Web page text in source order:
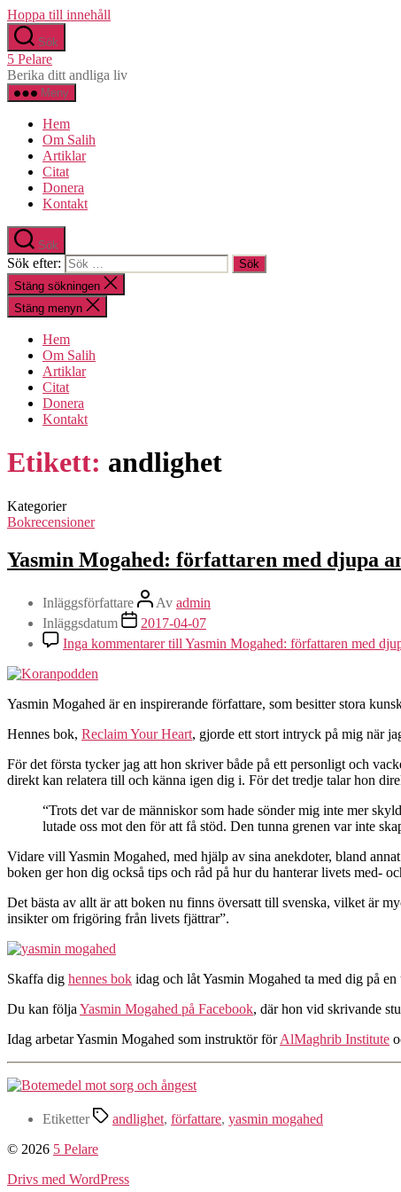
Hoppa till innehåll
Sök
5 Pelare
Berika ditt andliga liv
Meny
Hem
Om Salih
Artiklar
Citat
Donera
Kontakt
Sök
Sök efter:
Stäng sökningen
Stäng menyn
Hem
Om Salih
Artiklar
Citat
Donera
Kontakt
Etikett: andlighet
Kategorier
Bokrecensioner
Yasmin Mogahed: författaren med djupa
Inläggsförfattare Av admin
Inläggsdatum
2017-04-07
Inga kommentarertill Yasmin Mogahed: författaren med
Yasmin Mogahed är en inspirerande författare, som besitter stora
Hennes bok, Reclaim Your Heart, gjorde ett stort intryck på mig när
För det första tycker jag att hon skriver både på ett personligt och
direkt kan relatera till och känna igen dig i. För det tredje talar hon
“Trots det var de människor som hade sönder mig inte mer
lutade oss mot den för att få stöd. Den tunna grenen var inte
Vidare vill Yasmin Mogahed, med hjälp av sina anekdoter, bland
boken ger hon dig också tips och råd på hur du hanterar livets med-
Det bästa av allt är att boken nu finns översatt till svenska, vilket är
insikter om frigöring från livets fjättrar”.
Skaffa dig hennes bok idag och låt Yasmin Mogahed ta med dig på
Du kan följa Yasmin Mogahed på Facebook, där hon vid skrivande
Idag arbetar Yasmin Mogahed som instruktör förAlMaghrib Institute
Etiketter andlighet, författare, yasmin mogahed
© 2026 5 Pelare
Drivs med WordPress